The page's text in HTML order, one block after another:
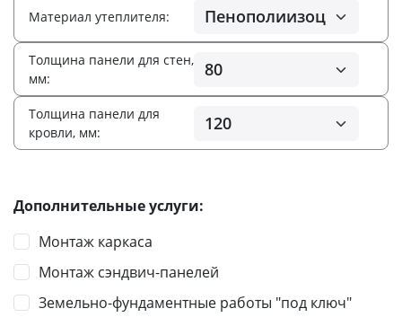
Материал утеплителя:
Толщина панели для стен,
мм:
Толщина панели для
кровли, мм:
Дополнительные услуги:
Монтаж каркаса
Монтаж сэндвич-панелей
Земельно-фундаментные работы "под ключ"